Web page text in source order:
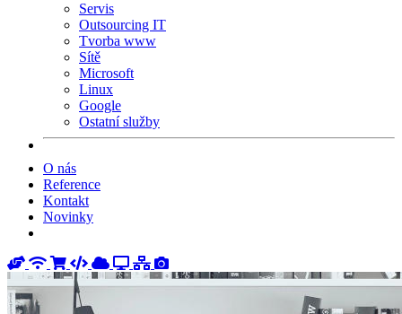
Servis
Outsourcing IT
Tvorba www
Sítě
Microsoft
Linux
Google
Ostatní služby
O nás
Reference
Kontakt
Novinky